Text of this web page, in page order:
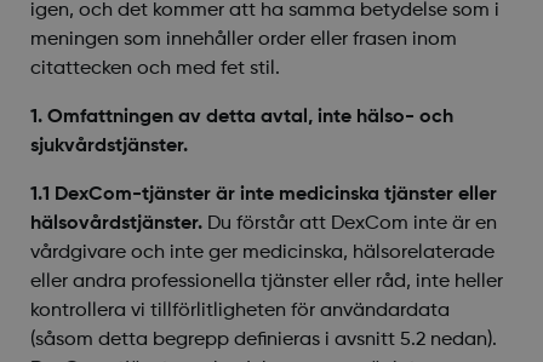
igen, och det kommer att ha samma betydelse som i
meningen som innehåller order eller frasen inom
citattecken och med fet stil.
1. Omfattningen av detta avtal, inte hälso- och
sjukvårdstjänster.
1.1 DexCom-tjänster är inte medicinska tjänster eller
hälsovårdstjänster. Du förstår att DexCom inte är en
vårdgivare och inte ger medicinska, hälsorelaterade
eller andra professionella tjänster eller råd, inte heller
kontrollera vi tillförlitligheten för användardata
(såsom detta begrepp definieras i avsnitt 5.2 nedan).